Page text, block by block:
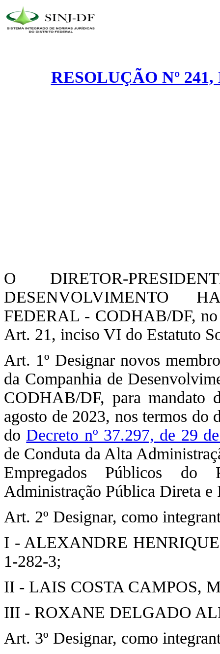
RESOLUÇÃO Nº
O DIRETOR-
DESENVOLVIMENTO
FEDERAL - CODHAB/DF, no
Art. 21, inciso VI do Estatuto
Art. 1º Designar novos
da Companhia de
CODHAB/DF, para mandato
agosto de 2023, nos termos do
do Decreto nº 37.297, de 29
de Conduta da Alta
Empregados Públicos
Administração Pública Direta
Art. 2º Designar, como
I - ALEXANDRE
1-282-3;
II - LAIS COSTA CAMPOS,
III - ROXANE DELGADO
Art. 3º Designar, como